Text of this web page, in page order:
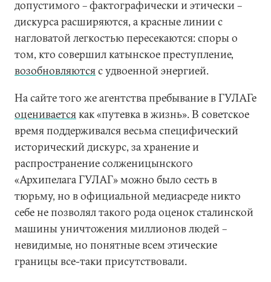
допустимого – фактографически и этически –
дискурса расширяются, а красные линии с
нагловатой легкостью пересекаются: споры о
том, кто совершил катынское преступление,
возобновляютсяс удвоенной энергией.
На сайте того же агентства пребывание в ГУЛАГе
оцениваетсякак «путевка в жизнь». В советское
время поддерживался весьма специфический
исторический дискурс, за хранение и
распространение солженицынского
«Архипелага ГУЛАГ» можно было сесть в
тюрьму, но в официальной медиасреде никто
себе не позволял такого рода оценок сталинской
машины уничтожения миллионов людей –
невидимые, но понятные всем этические
границы все-таки присутствовали.